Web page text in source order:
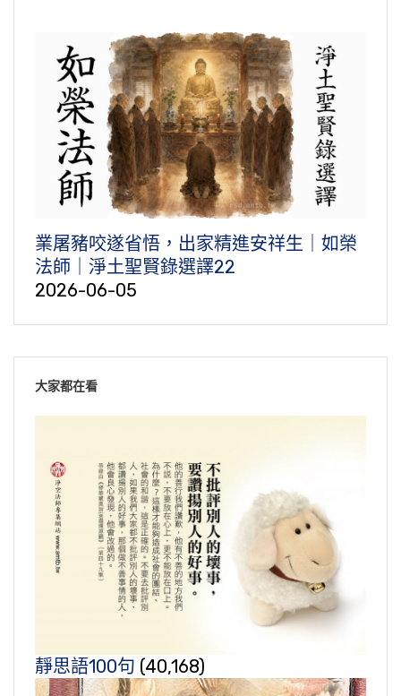
業屠豬咬遂省悟，出家精進安祥生｜如榮
法師｜淨土聖賢錄選譯22
2026-06-05
大家都在看
靜思語100句 (40,168)